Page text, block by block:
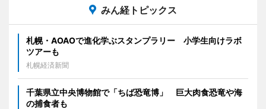
みん経トピックス
札幌・AOAOで進化学ぶスタンプラリー 小学生向けラボ
ツアーも
札幌経済新聞
千葉県立中央博物館で「ちば恐竜博」 巨大肉食恐竜や海
の捕食者も